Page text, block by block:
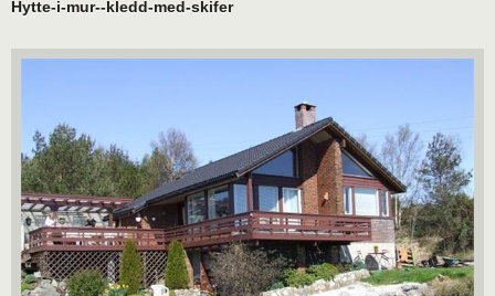
Hytte-i-mur--kledd-med-skifer